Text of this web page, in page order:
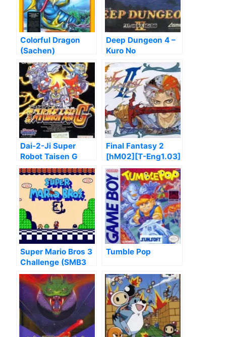
Colorful Dragon
(Sachen)
Deep Dungeon 4 –
Kuro No
Youjutsushi [T-
Eng]
Dai-2-Ji Super
Robot Taisen G
Final Fantasy 2
[hM02][T-Eng1.03]
Super Mario Bros 3
Challenge (SMB3
Hack)
Tumble Pop